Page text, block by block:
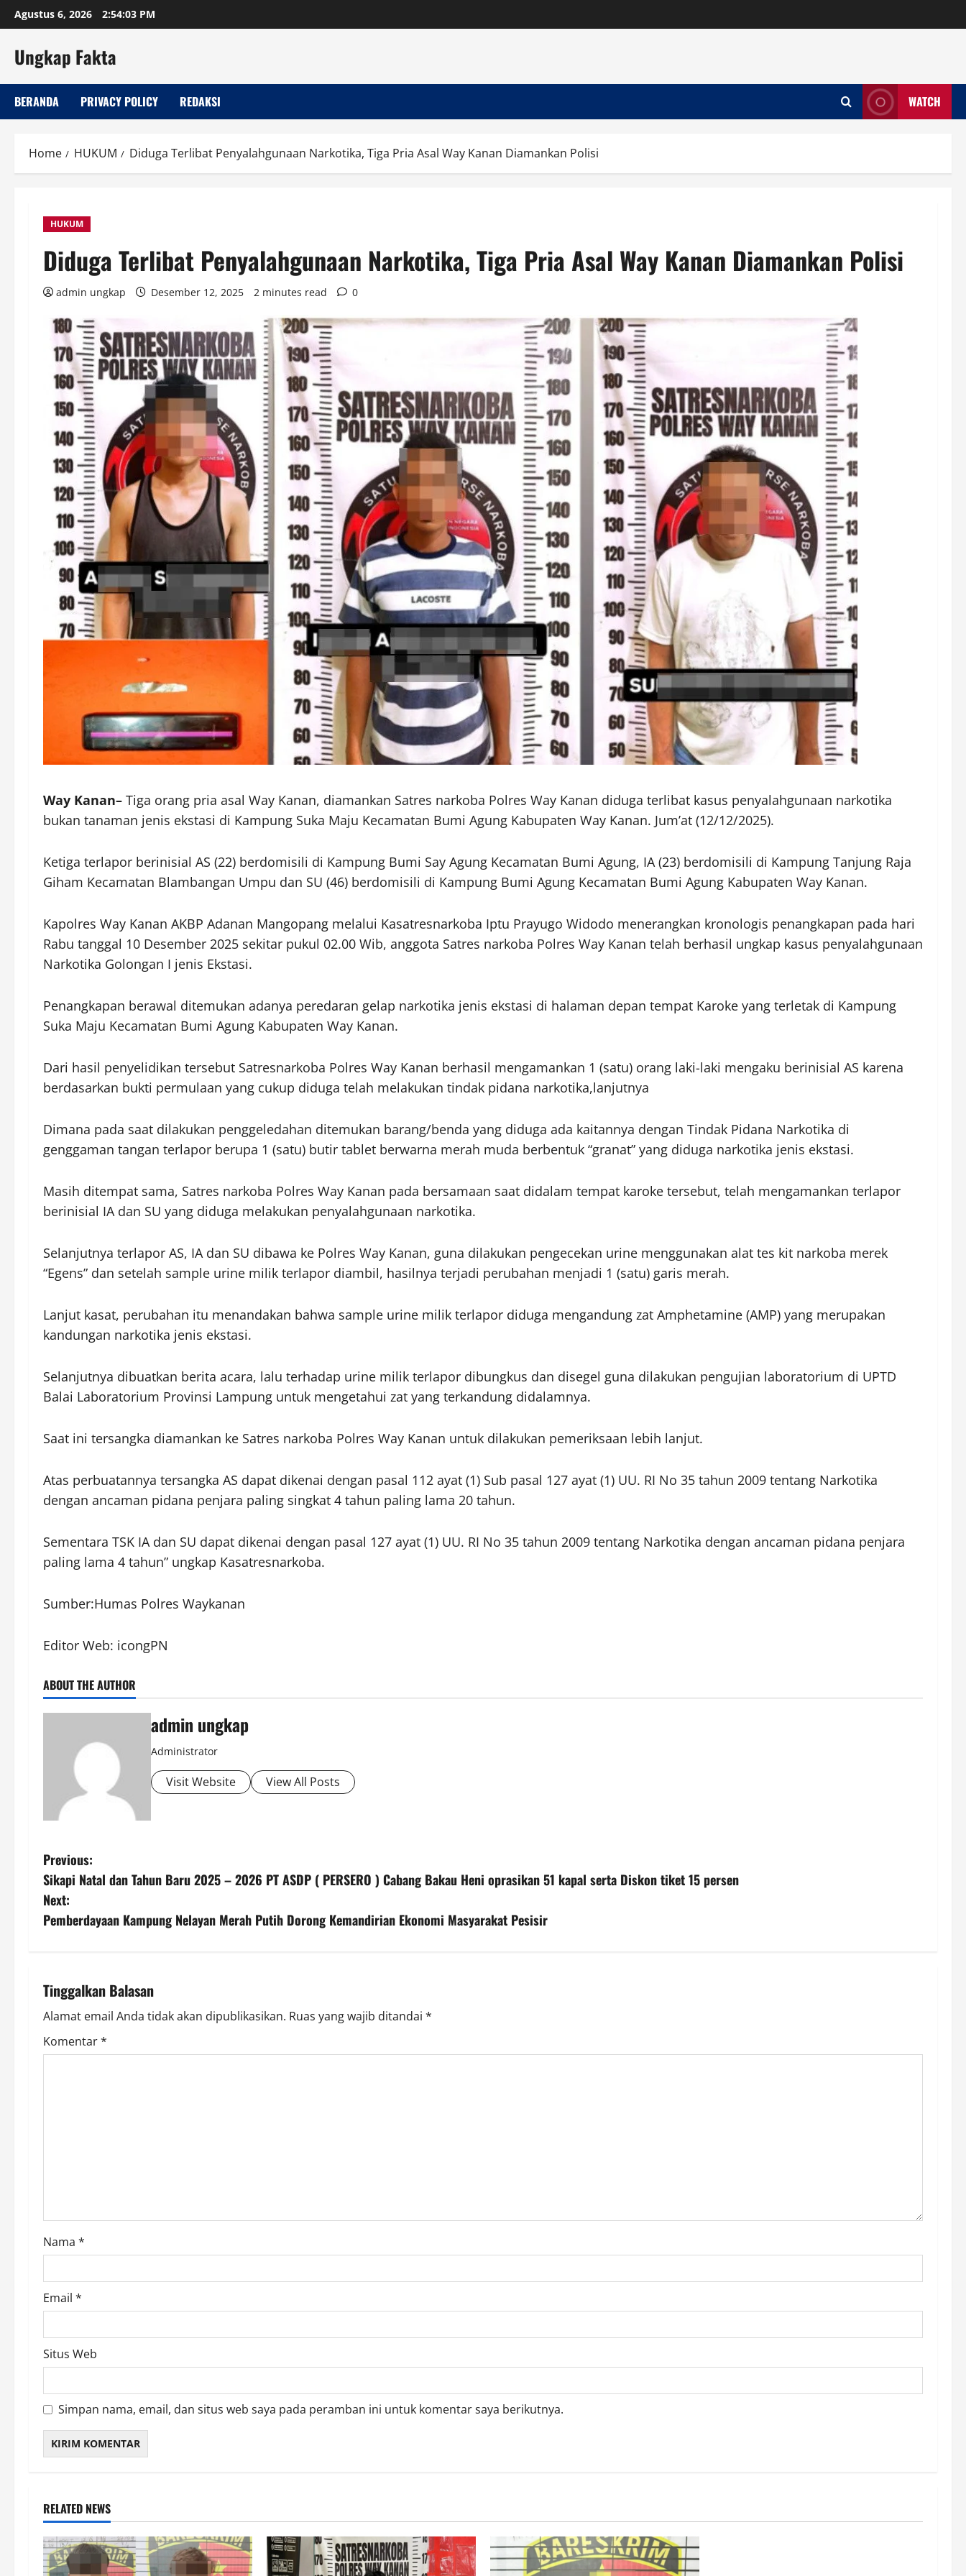
Skip
to
Agustus 6, 2026 2:54:04 PM
Ungkap Fakta
BERANDA PRIVACY POLICY REDAKSI WATCH
Home HUKUM Diduga Terlibat Penyalahgunaan Narkotika, Tiga Pria Asal Way Kanan Diamankan Polisi
HUKUM
Diduga Terlibat Penyalahgunaan Narkotika, Tiga Pria Asal Way Kanan Diamankan Polisi
admin ungkap Desember 12, 2025 2 minutes read 0
Way Kanan– Tiga orang pria asal Way Kanan, diamankan Satres narkoba Polres Way Kanan diduga terlibat kasus penyalahgunaan narkotika
bukan tanaman jenis ekstasi di Kampung Suka Maju Kecamatan Bumi Agung Kabupaten Way Kanan. Jum’at (12/12/2025).
Ketiga terlapor berinisial AS (22) berdomisili di Kampung Bumi Say Agung Kecamatan Bumi Agung, IA (23) berdomisili di Kampung Tanjung Raja
Giham Kecamatan Blambangan Umpu dan SU (46) berdomisili di Kampung Bumi Agung Kecamatan Bumi Agung Kabupaten Way Kanan.
Kapolres Way Kanan AKBP Adanan Mangopang melalui Kasatresnarkoba Iptu Prayugo Widodo menerangkan kronologis penangkapan pada hari
Rabu tanggal 10 Desember 2025 sekitar pukul 02.00 Wib, anggota Satres narkoba Polres Way Kanan telah berhasil ungkap kasus penyalahgunaan
Narkotika Golongan I jenis Ekstasi.
Penangkapan berawal ditemukan adanya peredaran gelap narkotika jenis ekstasi di halaman depan tempat Karoke yang terletak di Kampung
Suka Maju Kecamatan Bumi Agung Kabupaten Way Kanan.
Dari hasil penyelidikan tersebut Satresnarkoba Polres Way Kanan berhasil mengamankan 1 (satu) orang laki-laki mengaku berinisial AS karena
berdasarkan bukti permulaan yang cukup diduga telah melakukan tindak pidana narkotika,lanjutnya
Dimana pada saat dilakukan penggeledahan ditemukan barang/benda yang diduga ada kaitannya dengan Tindak Pidana Narkotika di
genggaman tangan terlapor berupa 1 (satu) butir tablet berwarna merah muda berbentuk “granat” yang diduga narkotika jenis ekstasi.
Masih ditempat sama, Satres narkoba Polres Way Kanan pada bersamaan saat didalam tempat karoke tersebut, telah mengamankan terlapor
berinisial IA dan SU yang diduga melakukan penyalahgunaan narkotika.
Selanjutnya terlapor AS, IA dan SU dibawa ke Polres Way Kanan, guna dilakukan pengecekan urine menggunakan alat tes kit narkoba merek
“Egens” dan setelah sample urine milik terlapor diambil, hasilnya terjadi perubahan menjadi 1 (satu) garis merah.
Lanjut kasat, perubahan itu menandakan bahwa sample urine milik terlapor diduga mengandung zat Amphetamine (AMP) yang merupakan
kandungan narkotika jenis ekstasi.
Selanjutnya dibuatkan berita acara, lalu terhadap urine milik terlapor dibungkus dan disegel guna dilakukan pengujian laboratorium di UPTD
Balai Laboratorium Provinsi Lampung untuk mengetahui zat yang terkandung didalamnya.
Saat ini tersangka diamankan ke Satres narkoba Polres Way Kanan untuk dilakukan pemeriksaan lebih lanjut.
Atas perbuatannya tersangka AS dapat dikenai dengan pasal 112 ayat (1) Sub pasal 127 ayat (1) UU. RI No 35 tahun 2009 tentang Narkotika
dengan ancaman pidana penjara paling singkat 4 tahun paling lama 20 tahun.
Sementara TSK IA dan SU dapat dikenai dengan pasal 127 ayat (1) UU. RI No 35 tahun 2009 tentang Narkotika dengan ancaman pidana penjara
paling lama 4 tahun” ungkap Kasatresnarkoba.
Sumber:Humas Polres Waykanan
Editor Web: icongPN
ABOUT THE AUTHOR
admin ungkap
Administrator
Visit Website View All Posts
P
o
s
n
a
v
o
n
Previous:
Sikapi Natal dan Tahun Baru 2025 – 2026 PT ASDP ( PERSERO ) Cabang Bakau Heni oprasikan 51 kapal serta Diskon tiket 15 persen
Next:
Pemberdayaan Kampung Nelayan Merah Putih Dorong Kemandirian Ekonomi Masyarakat Pesisir
Tinggalkan Balasan
Alamat email Anda tidak akan dipublikasikan. Ruas yang wajib ditandai *
Komentar*
Nama *
Email *
Situs Web
Simpan nama, email, dan situs web saya pada peramban ini untuk komentar saya berikutnya.
RELATED NEWS